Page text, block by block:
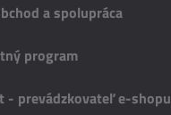
a spolupráca
program
- prevádzkovateľ e-shopu